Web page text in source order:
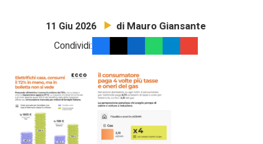
11 Giu 2026 di Mauro Giansante
Condividi: